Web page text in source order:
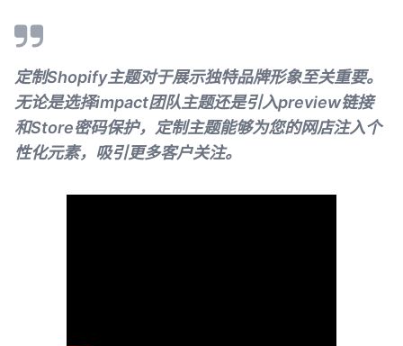
定制Shopify主题对于展示独特品牌形象至关重要。
无论是选择impact团队主题还是引入preview链接
和Store密码保护，定制主题能够为您的网店注入个
性化元素，吸引更多客户关注。